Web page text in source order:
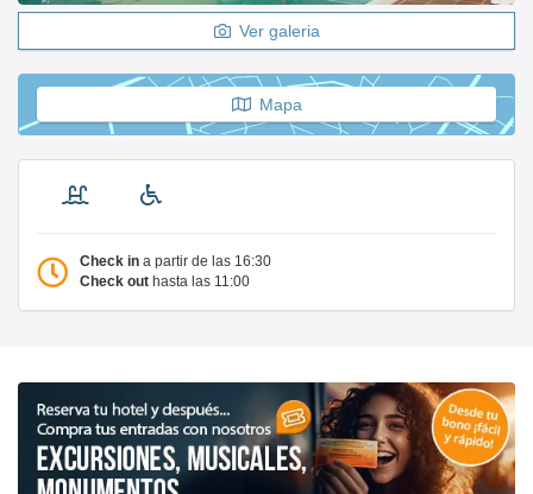
Ver galeria
Mapa
Check in a partir de las 16:30
Check out hasta las 11:00